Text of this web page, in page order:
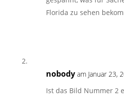
Florida zu sehen
nobody am Januar 23,
Ist das Bild Nummer 2